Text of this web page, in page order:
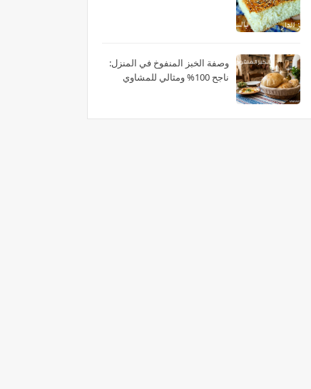
وصفة الخبز المنفوخ في المنزل:
ناجح 100% ومثالي للمشاوي